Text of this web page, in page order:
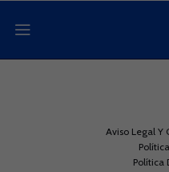
Aviso Legal Y
Política